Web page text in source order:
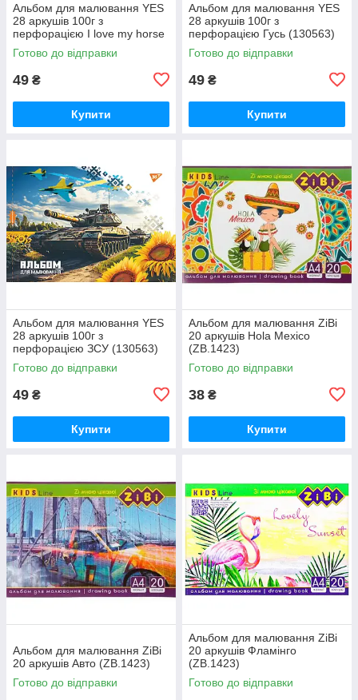
Альбом для малювання YES
28 аркушів 100г з
перфорацією I love my horse
(130557)
Готово до відправки
49 ₴
Купити
Альбом для малювання YES
28 аркушів 100г з
перфорацією Гусь (130563)
Готово до відправки
49 ₴
Купити
Альбом для малювання YES
28 аркушів 100г з
перфорацією ЗСУ (130563)
Готово до відправки
49 ₴
Купити
Альбом для малювання ZiBi
20 аркушів Hola Mexico
(ZB.1423)
Готово до відправки
38 ₴
Купити
Альбом для малювання ZiBi
20 аркушів Авто (ZB.1423)
Готово до відправки
Альбом для малювання ZiBi
20 аркушів Фламінго
(ZB.1423)
Готово до відправки